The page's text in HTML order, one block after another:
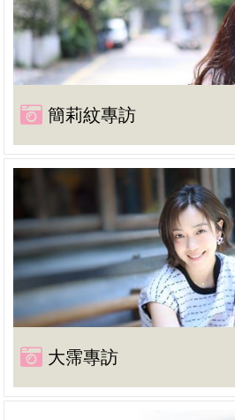
簡莉紋專訪
大霈專訪